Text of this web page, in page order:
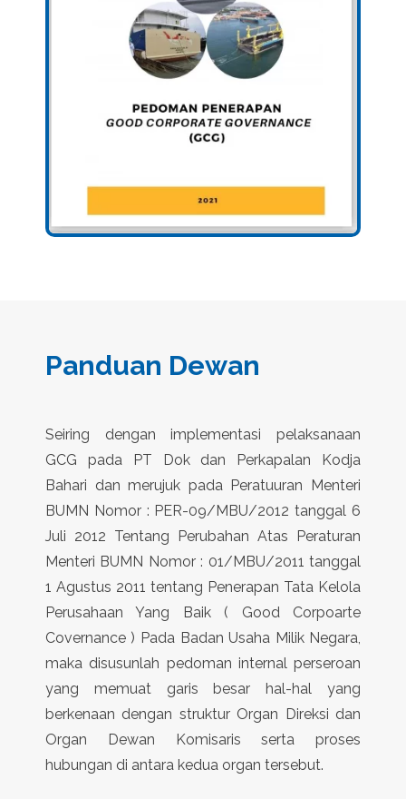
Panduan Dewan
Seiring dengan implementasi pelaksanaan
GCG pada PT Dok dan Perkapalan Kodja
Bahari dan merujuk pada Peratuuran Menteri
BUMN Nomor : PER-09/MBU/2012 tanggal 6
Juli 2012 Tentang Perubahan Atas Peraturan
Menteri BUMN Nomor : 01/MBU/2011 tanggal
1 Agustus 2011 tentang Penerapan Tata Kelola
Perusahaan Yang Baik ( Good Corpoarte
Covernance ) Pada Badan Usaha Milik Negara,
maka disusunlah pedoman internal perseroan
yang memuat garis besar hal-hal yang
berkenaan dengan struktur Organ Direksi dan
Organ Dewan Komisaris serta proses
hubungan di antara kedua organ tersebut.